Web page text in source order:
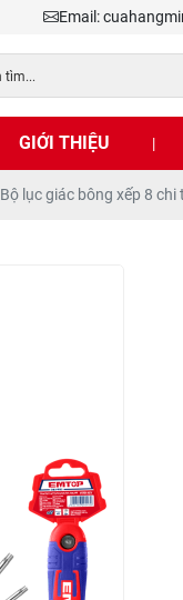
Email:
GIỚI THIỆU |
Bộ lục giác bông xếp 8 chi